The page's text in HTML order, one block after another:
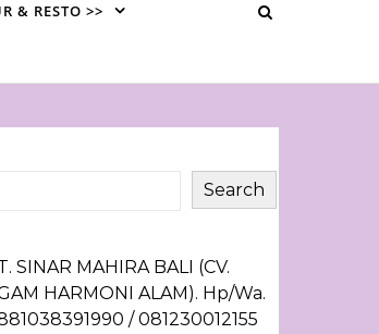
& RESTO >>
Search
SINAR MAHIRA BALI (CV.
HARMONI ALAM). Hp/Wa.
/ 081230012155